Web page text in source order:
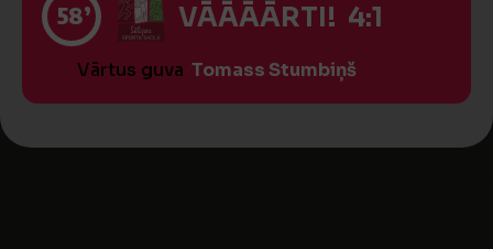
58’ VĀĀĀĀRTI! 4:1
Vārtus guva Tomass Stumbiņš